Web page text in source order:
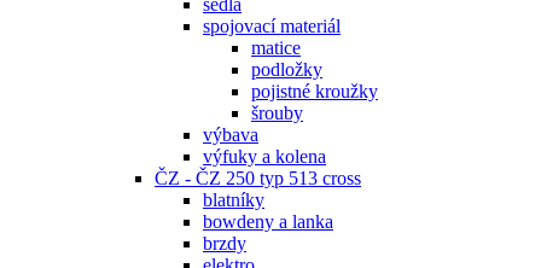
spojovací materiál
matice
podložky
pojistné kroužky
šrouby
výbava
výfuky a kolena
ČZ - ČZ 250 typ 513 cross
blatníky
bowdeny a lanka
brzdy